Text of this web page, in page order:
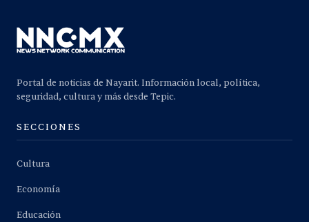
Portal de noticias de Nayarit. Información local, política,
seguridad, cultura y más desde Tepic.
SECCIONES
Cultura
Economía
Educación